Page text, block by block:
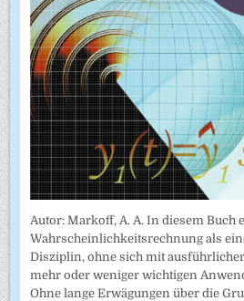
Autor: Markoff, A. A. In diesem Buch
Wahrscheinlichkeitsrechnung als
Disziplin, ohne sich mit
mehr oder weniger wichtigen
Ohne lange Erwägungen über die